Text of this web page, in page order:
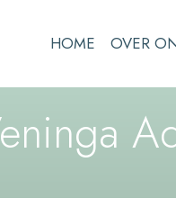
HOME OVER